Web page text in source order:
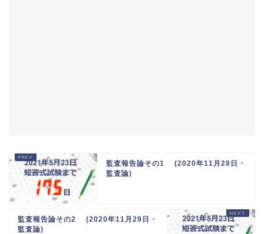
監査報告論その1 (2020年11月28日・
監査論)
監査報告論その2 (2020年11月29日・
監査論)